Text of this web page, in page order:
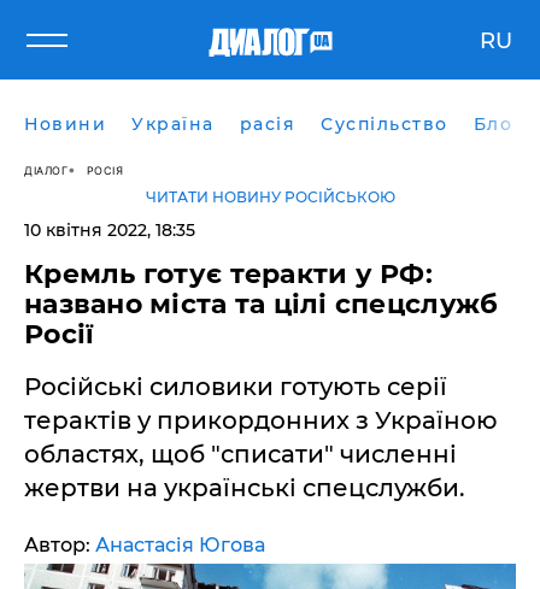
RU
Новини Україна расія Суспільство Блоги
ДІАЛОГ РОСІЯ
ЧИТАТИ НОВИНУ РОСІЙСЬКОЮ
10 квітня 2022, 18:35
Кремль готує теракти у РФ:
названо міста та цілі спецслужб
Росії
Російські силовики готують серії
терактів у прикордонних з Україною
областях, щоб "списати" численні
жертви на українські спецслужби.
Автор: Анастасія Югова